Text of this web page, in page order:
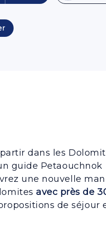
dans les
guide Petaouchnok
une nouvelle
avec près de
de séjour